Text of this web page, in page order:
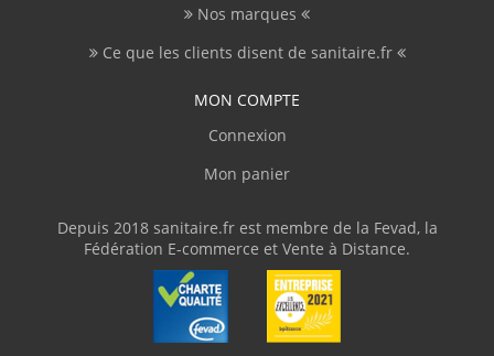
Nos marques
Ce que les clients disent de sanitaire.fr
MON COMPTE
Connexion
Mon panier
Depuis 2018 sanitaire.fr est membre de la Fevad, la
Fédération E-commerce et Vente à Distance.